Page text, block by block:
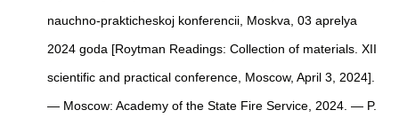
nauchno-prakticheskoj konferencii, Moskva, 03 aprelya
2024 goda [Roytman Readings: Collection of materials. XII
scientific and practical conference, Moscow, April 3, 2024].
— Moscow: Academy of the State Fire Service, 2024. — P.